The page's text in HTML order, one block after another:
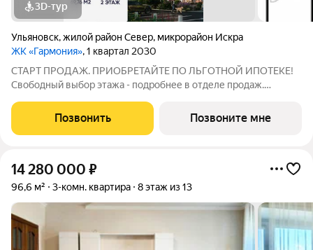
3D-тур
Ульяновск,жилой район Север, микрорайон Искра
ЖК «Гармония», 1 квартал 2030
СТАРТ ПРОДАЖ. ПРИОБРЕТАЙТЕ ПО ЛЬГОТНОЙ ИПОТЕКЕ!
Свободный выбор этажа - подробнее в отделе продаж.
для большой семьи, где каждому найдётся своё пространство:
отдельные комнаты для детей и
Позвонить Позвоните мне
14 280 000 ₽
96,6 м² 3-комн. квартира 8 этаж из 13